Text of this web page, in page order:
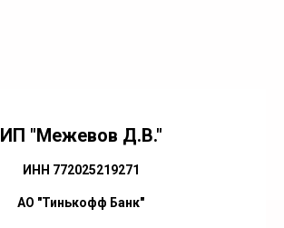
ИП "Межевов Д.В."
ИНН 772025219271
АО "Тинькофф Банк"